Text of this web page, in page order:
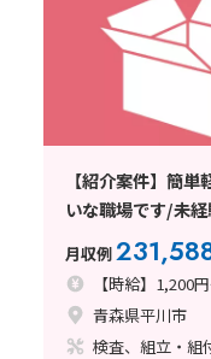
【紹介案件】簡
いな職場です/未
月収例
【時給】1,200
青森県平川市
検査、組立・組